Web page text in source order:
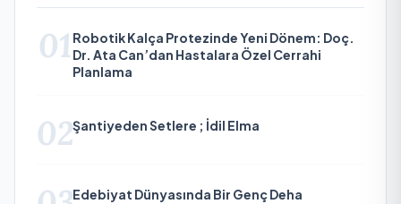
01 Robotik Kalça Protezinde Yeni Dönem: Doç.
Dr. Ata Can’dan Hastalara Özel Cerrahi
Planlama
02Şantiyeden Setlere ; İdil Elma
Edebiyat Dünyasında Bir Genç Deha